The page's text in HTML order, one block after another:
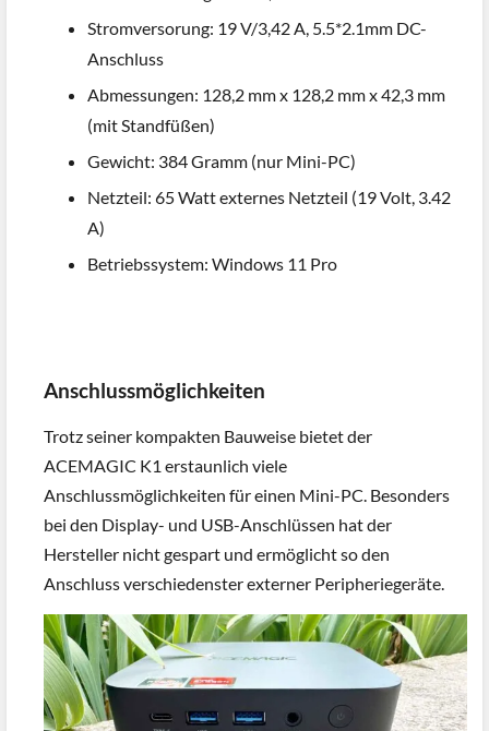
Stromversorung: 19 V/3,42 A, 5.5*2.1mm DC-
Anschluss
Abmessungen: 128,2 mm x 128,2 mm x 42,3 mm
(mit Standfüßen)
Gewicht: 384 Gramm (nur Mini-PC)
Netzteil: 65 Watt externes Netzteil (19 Volt, 3.42
A)
Betriebssystem: Windows 11 Pro
Anschlussmöglichkeiten
Trotz seiner kompakten Bauweise bietet der
ACEMAGIC K1 erstaunlich viele
Anschlussmöglichkeiten für einen Mini-PC. Besonders
bei den Display- und USB-Anschlüssen hat der
Hersteller nicht gespart und ermöglicht so den
Anschluss verschiedenster externer Peripheriegeräte.